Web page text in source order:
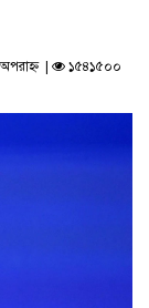
|
১৫৪১৫০০